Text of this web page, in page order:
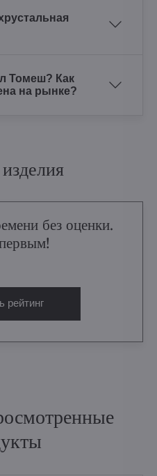
Томеш? Как
на рынке?
без оценки.
рейтинг